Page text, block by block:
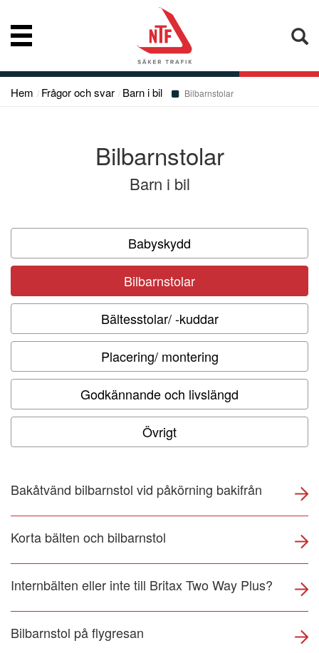
Nyheter
Vår kompetens
Konsumentupplysning
Frågor och svar
Om NTF
NTF Anser
Hem Frågor och svar Barn i bil Bilbarnstolar
Bilbarnstolar
Barn i bil
Babyskydd
Bilbarnstolar
Bältesstolar/ -kuddar
Placering/ montering
Godkännande och livslängd
Övrigt
Bakåtvänd bilbarnstol vid påkörning bakifrån
Korta bälten och bilbarnstol
Internbälten eller inte till Britax Two Way Plus?
Bilbarnstol på flygresan